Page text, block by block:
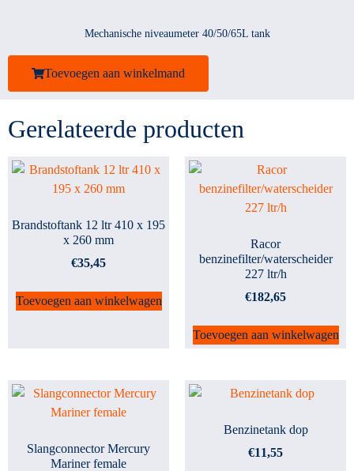
Mechanische niveaumeter 40/50/65L tank
Toevoegen aan winkelmand
Gerelateerde producten
Brandstoftank 12 ltr 410 x 195
x 260 mm
€35,45
Toevoegen aan winkelwagen
Racor
benzinefilter/waterscheider
227 ltr/h
€182,65
Toevoegen aan winkelwagen
Slangconnector Mercury
Mariner female
Benzinetank dop
€11,55